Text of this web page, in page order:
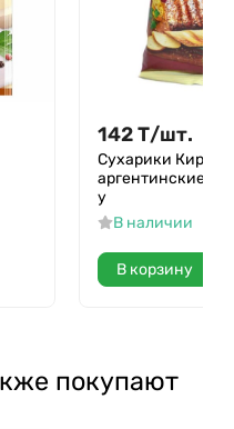
142Т/шт.
Сухарики
аргентинские
у
В наличии
В корзину
покупают